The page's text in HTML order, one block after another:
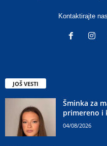
Kontaktirajte
JOŠ VESTI
Šminka za
primereno i
04/08/2026